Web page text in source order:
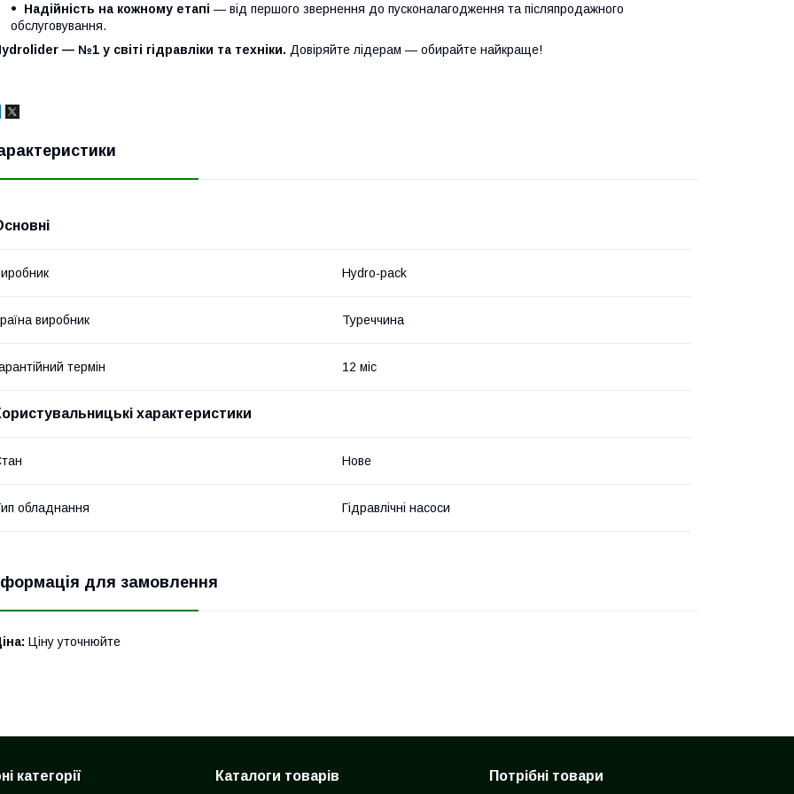
Надійність на кожному етапі — від першого звернення до пусконалагодження та післяпродажного
обслуговування.
— №1 у світі гідравліки та техніки. Довіряйте лідерам — обирайте найкраще!
Hydro-pack
виробник Туреччина
термін 12 міс
характеристики
Нове
обладнання Гідравлічні насоси
для замовлення
Ціну уточнюйте
категорії Каталоги товарів Потрібні товари